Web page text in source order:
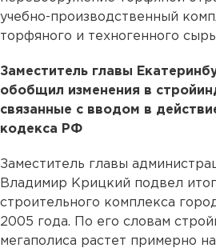
учебно-производственный
торфяного и техногенного
Заместитель главы
обобщил изменения в
связанные с вводом в
кодекса РФ
Заместитель главы
Владимир Крицкий подвел
строительного комплекса
2005 года. По его словам
мегаполиса растет примерно